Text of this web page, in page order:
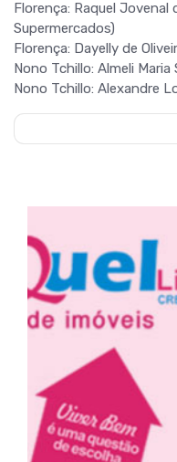
Florença: Raquel
Supermercados)
Florença: Dayelly de
Nono Tchillo: Almeli
Nono Tchillo: Alexandre